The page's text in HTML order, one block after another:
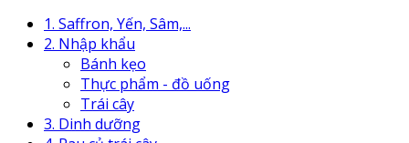
1. Saffron, Yến, Sâm,...
2. Nhập khẩu
Bánh kẹo
Thực phẩm - đồ uống
Trái cây
3. Dinh dưỡng